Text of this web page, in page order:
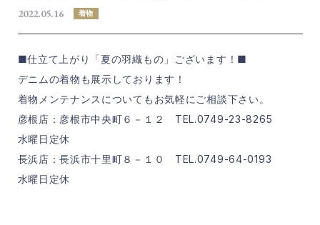
2022.05.16 着物
■仕立て上がり「夏の羽織もの」ございます！■
デニムの着物も展示しております！
着物メンテナンスについてもお気軽にご相談下さい。
彦根店：彦根市中央町６－１２ TEL.0749-23-8265
水曜日定休
長浜店：長浜市十里町８－１０ TEL.0749-64-0193
水曜日定休